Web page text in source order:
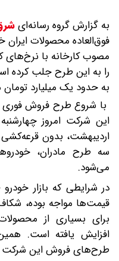
به گزارش گروه رسانه‌ای
فوق‌العاده محصولات ایران
مصوب کارخانه با نرخ‌های
را به این طرح جلب کرده
به حدود یک میلیارد
اردیبهشت، بدون
سه طرح مادران،
می‌شود.
در شرایطی که بازار
قیمت‌ها مواجه بوده،
برای بسیاری از
افزایش یافته است.
طرح‌های فروش این شرکت